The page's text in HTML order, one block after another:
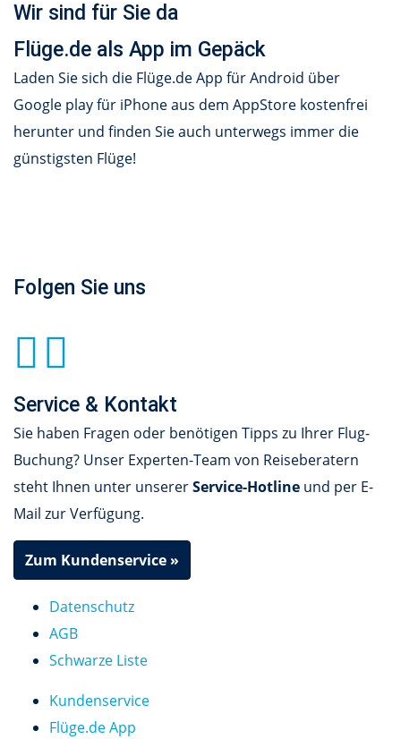
Wir sind für Sie da
Flüge.de als App im Gepäck
Laden Sie sich die Flüge.de App für Android über
Google play für iPhone aus dem AppStore kostenfrei
herunter und finden Sie auch unterwegs immer die
günstigsten Flüge!
Folgen Sie uns
Service & Kontakt
Sie haben Fragen oder benötigen Tipps zu Ihrer Flug-
Buchung? Unser Experten-Team von Reiseberatern
steht Ihnen unter unsererService-Hotline und per E-
Mail zur Verfügung.
Zum Kundenservice »
Datenschutz
AGB
Schwarze Liste
Kundenservice
Flüge.de App